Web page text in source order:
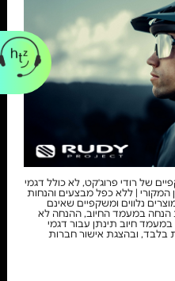
של רודי פרוג'קט, לא כולל דגמי
המקורי | ללא כפל מבצעים והנחות
נלווים ומשקפיים שאינם
הנחה במעמד החיוב, ההנחה לא
במעמד חיוב תינתן עבור דגמי
ובהצגת אישור חברות